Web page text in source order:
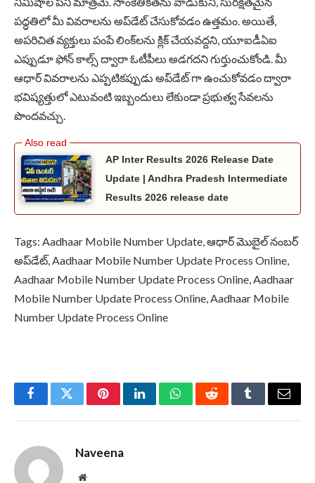
పద్ధతిలో మీ వివరాలను అప్‌డేట్ చేసుకోవడం ఉత్తమం. అయితే,
అపరిచిత వ్యక్తులు పంపే లింక్‌లను క్లిక్ చేయవద్దని, యూఐడీఏఐ
ఎప్పుడూ ఫోన్ కాల్స్ ద్వారా ఓటీపీలు అడగదని గుర్తుంచుకోండి. మీ
ఆధార్ వివరాలను ఎప్పటికప్పుడు అప్‌డేట్ గా ఉంచుకోవడం ద్వారా
భవిష్యత్తులో ఎటువంటి ఇబ్బందులు లేకుండా ప్రభుత్వ సేవలను
పొందవచ్చు.
AP Inter Results 2026 Release Date
Update | Andhra Pradesh Intermediate
Results 2026 release date
Tags: Aadhaar Mobile Number Update, ఆధార్ మొబైల్ నంబర్
అప్‌డేట్, Aadhaar Mobile Number Update Process Online,
Aadhaar Mobile Number Update Process Online, Aadhaar
Mobile Number Update Process Online, Aadhaar Mobile
Number Update Process Online
FacebookTwitterPinterestLinkedInWhatsAppRedditTumblrEmail
Naveena
Website